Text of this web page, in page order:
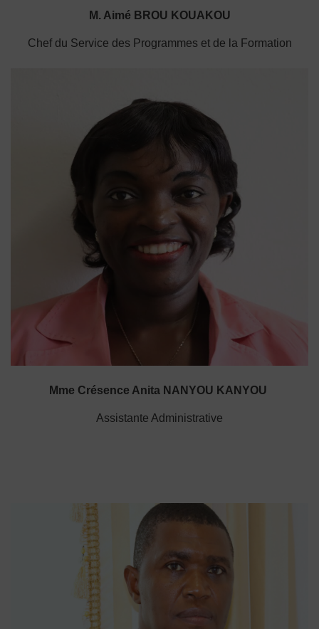
M. Aimé BROU KOUAKOU
Chef du Service des Programmes et de la Formation
Mme Crésence Anita NANYOU KANYOU
Assistante Administrative